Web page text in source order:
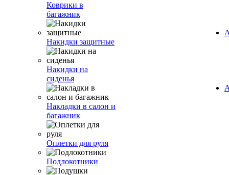
Коврики в
багажник
Накидки защитные
Накидки на
сиденья
Накладки в салон и
багажник
Оплетки для руля
Подлокотники